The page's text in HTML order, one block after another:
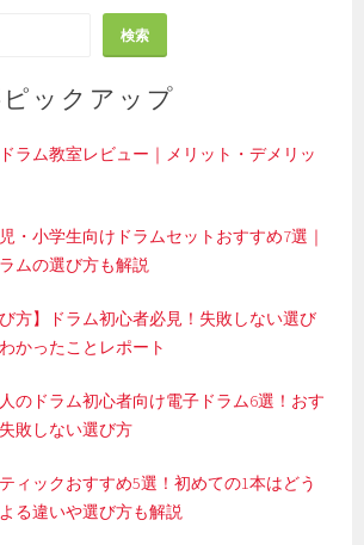
検索
ックアップ
ラム教室レビュー｜メリット・デメリッ
児・小学生向けドラムセットおすすめ7選｜
ムの選び方も解説
び方】ドラム初心者必見！失敗しない選び
かったことレポート
人のドラム初心者向け電子ドラム6選！おす
敗しない選び方
ィックおすすめ5選！初めての1本はどう
る違いや選び方も解説